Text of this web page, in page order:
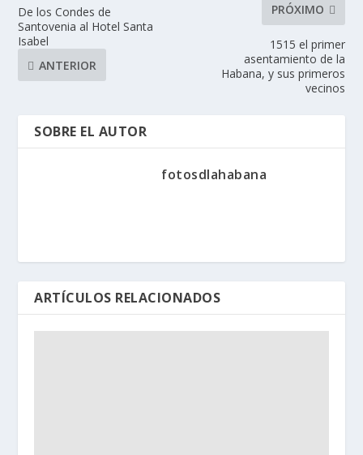
De los Condes de
Santovenia al Hotel Santa
Isabel
ANTERIOR
PRÓXIMO
1515 el primer
asentamiento de la
Habana, y sus primeros
vecinos
SOBRE EL AUTOR
fotosdlahabana
ARTÍCULOS RELACIONADOS